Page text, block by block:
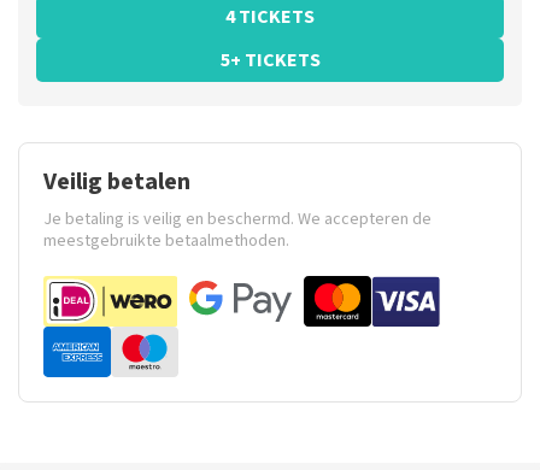
4 TICKETS
5+ TICKETS
Veilig betalen
Je betaling is veilig en beschermd. We accepteren de
meestgebruikte betaalmethoden.